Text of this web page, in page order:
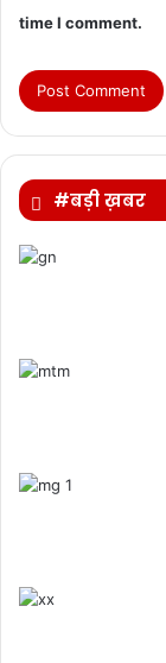
time I comment.
#बड़ी ख़बर